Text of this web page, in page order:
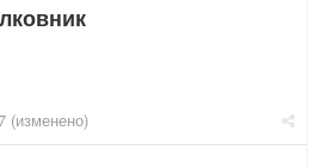
(изменено)